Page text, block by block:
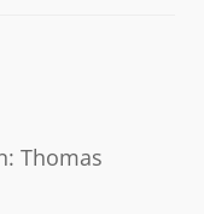
Thomas